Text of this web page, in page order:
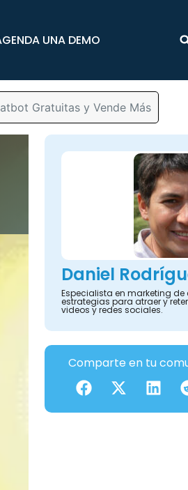
UNA DEMO
Gratuitas y Vende Más
Daniel
Especialista en marketing
estrategias para atraer y
videos y redes sociales.
Comparte en tu